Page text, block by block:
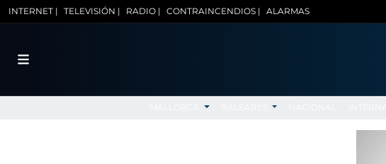
INTERNET | TELEVISIÓN | RADIO | CONTRAINCENDIOS | ALARMAS